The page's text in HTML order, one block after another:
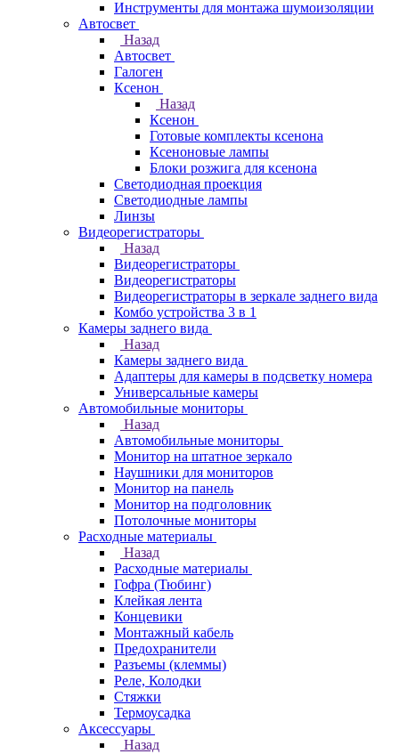
Инструменты для монтажа шумоизоляции
Автосвет
Назад
Автосвет
Галоген
Ксенон
Назад
Ксенон
Готовые комплекты ксенона
Ксеноновые лампы
Блоки розжига для ксенона
Светодиодная проекция
Светодиодные лампы
Линзы
Видеорегистраторы
Назад
Видеорегистраторы
Видеорегистраторы
Видеорегистраторы в зеркале заднего вида
Комбо устройства 3 в 1
Камеры заднего вида
Назад
Камеры заднего вида
Адаптеры для камеры в подсветку номера
Универсальные камеры
Автомобильные мониторы
Назад
Автомобильные мониторы
Монитор на штатное зеркало
Наушники для мониторов
Монитор на панель
Монитор на подголовник
Потолочные мониторы
Расходные материалы
Назад
Расходные материалы
Гофра (Тюбинг)
Клейкая лента
Концевики
Монтажный кабель
Предохранители
Разъемы (клеммы)
Реле, Колодки
Стяжки
Термоусадка
Аксессуары
Назад